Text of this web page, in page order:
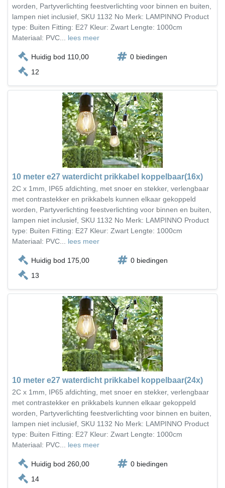
worden, Partyverlichting feestverlichting voor binnen en buiten,
lampen niet inclusief, SKU 1132 No Merk: LAMPINNO Product
type: Buiten Fitting: E27 Kleur: Zwart Lengte: 1000cm
Materiaal: PVC... lees meer
Huidig bod 110,00
0 biedingen
12
10 meter e27 waterdicht prikkabel koppelbaar(16x)
2C x 1mm, IP65 afdichting, met snoer en stekker, verlengbaar
met contrastekker en prikkabels kunnen elkaar gekoppeld
worden, Partyverlichting feestverlichting voor binnen en buiten,
lampen niet inclusief, SKU 1132 No Merk: LAMPINNO Product
type: Buiten Fitting: E27 Kleur: Zwart Lengte: 1000cm
Materiaal: PVC... lees meer
Huidig bod 175,00
0 biedingen
13
10 meter e27 waterdicht prikkabel koppelbaar(24x)
2C x 1mm, IP65 afdichting, met snoer en stekker, verlengbaar
met contrastekker en prikkabels kunnen elkaar gekoppeld
worden, Partyverlichting feestverlichting voor binnen en buiten,
lampen niet inclusief, SKU 1132 No Merk: LAMPINNO Product
type: Buiten Fitting: E27 Kleur: Zwart Lengte: 1000cm
Materiaal: PVC... lees meer
Huidig bod 260,00
0 biedingen
14